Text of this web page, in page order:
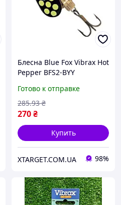
Блесна Blue Fox Vibrax Hot
Pepper BFS2-BYY
Готово к отправке
270₴
285.93 ₴
Купить
XTARGET.COM.UA 98%